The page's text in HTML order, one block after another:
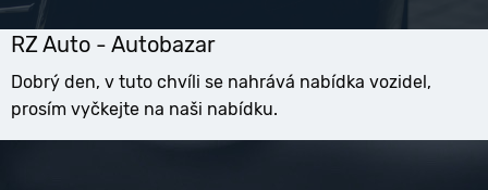
RZ Auto - Autobazar
Dobrý den, v tuto chvíli se nahrává nabídka vozidel,
prosím vyčkejte na naši nabídku.